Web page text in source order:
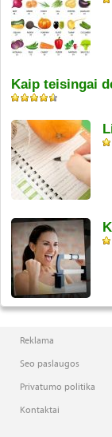
Kaip teisingai
Reklama
Seo paslaugos
Privatumo politika
Kontaktai